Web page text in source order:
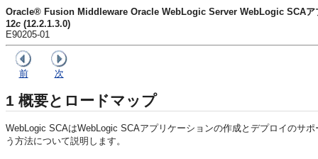
Oracle® Fusion Middleware Oracle WebLogic Server WebLogic SCAア
12c (12.2.1.3.0)
E90205-01
前 次
1 概要とロードマップ
WebLogic SCAはWebLogic SCAアプリケーションの作成とデプロイのサ
う方法について説明します。